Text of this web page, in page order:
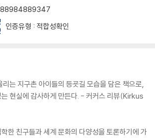
인증유형 : 적합성확인
리는 지구촌 아이들의 등굣길 모습을 담은 책으로,
현실에 감사하게 만든다. - 커커스 리뷰(Kirkus
한 친구들과 세계 문화의 다양성을 토론하기에 가